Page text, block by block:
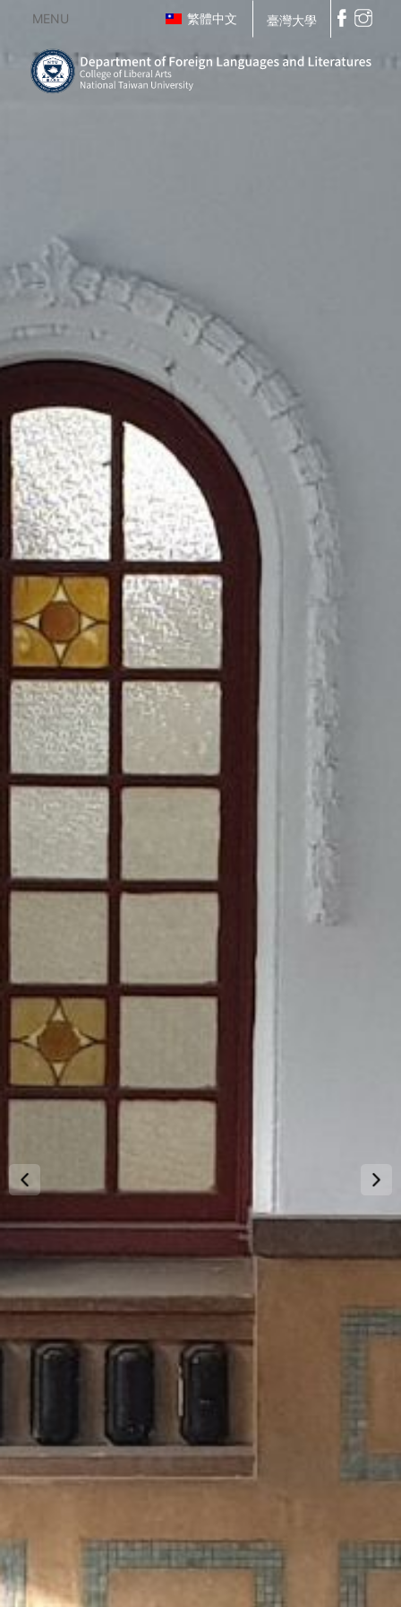
MENU 繁體中文 臺灣大學